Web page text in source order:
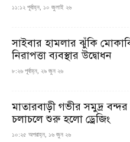
১১:১২ পূর্বাহ্ন, ১০ জুলাই ২৬
সাইবার হামলার ঝুঁকি
নিরাপত্তা ব্যবস্থার উদ্বোধন
৮:২৬ পূর্বাহ্ন, ২৯ জুন ২৬
মাতারবাড়ী গভীর সমুদ্র
চলাচলে শুরু হলো ড্রেজিং
১০:২৫ অপরাহ্ন, ১৬ জুন ২৬